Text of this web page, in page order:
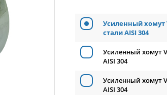
Усиленный хомут
стали AISI 304
Усиленный хомут
AISI 304
Усиленный хомут
AISI 304